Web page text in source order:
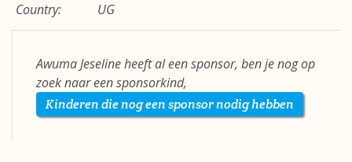
Country:
UG
Awuma Jeseline heeft al een sponsor, ben je nog op
zoek naar een sponsorkind,
Kinderen die nog een sponsor nodig hebben